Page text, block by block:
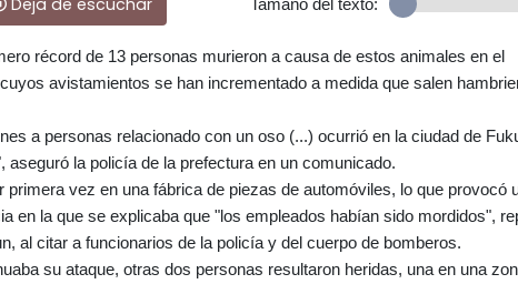
Deja de escuchar Tamaño del texto:
récord de 13 personas murieron a causa de estos animales en el
avistamientos se han incrementado a medida que salen
a personas relacionado con un oso (...) ocurrió en la ciudad de
aseguró la policía de la prefectura en un comunicado.
primera vez en una fábrica de piezas de automóviles, lo que provocó
en la que se explicaba que "los empleados habían sido mordidos",
al citar a funcionarios de la policía y del cuerpo de bomberos.
su ataque, otras dos personas resultaron heridas, una en una